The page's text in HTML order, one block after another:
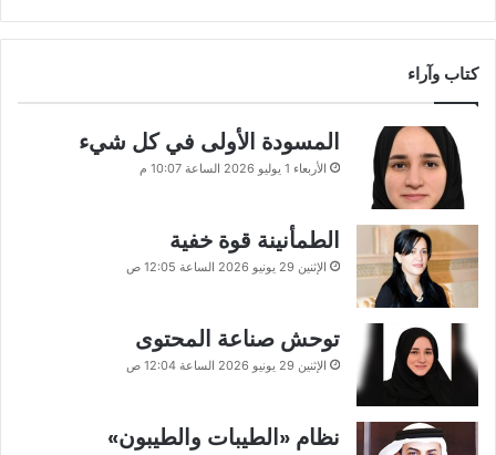
كتاب وآراء
المسودة الأولى في كل شيء
الأربعاء 1 يوليو 2026 الساعة 10:07 م
الطمأنينة قوة خفية
الإثنين 29 يونيو 2026 الساعة 12:05 ص
توحش صناعة المحتوى
الإثنين 29 يونيو 2026 الساعة 12:04 ص
نظام «الطيبات والطيبون»